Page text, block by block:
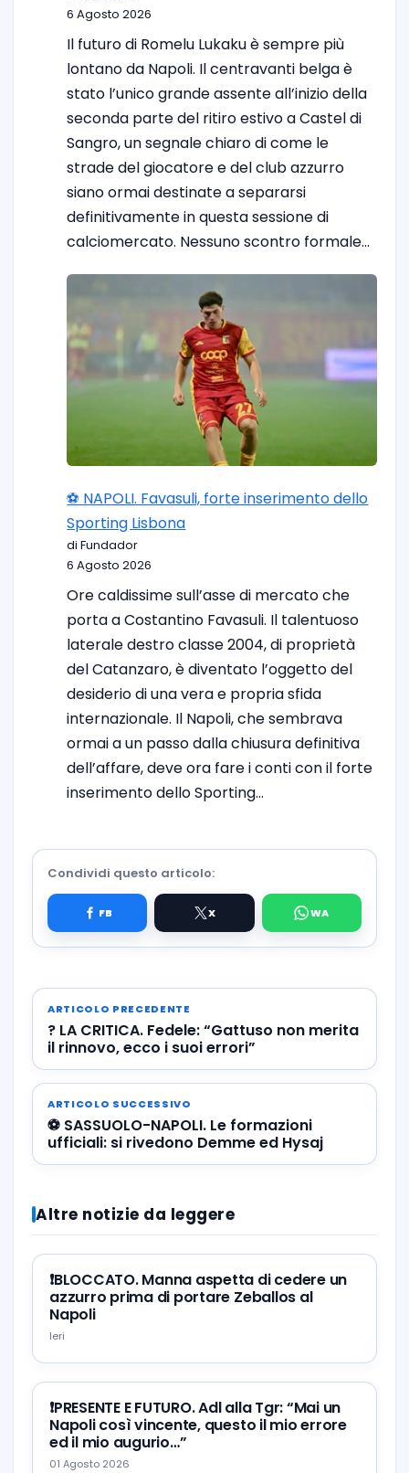
6 Agosto 2026
Il futuro di Romelu Lukaku è sempre più
lontano da Napoli. Il centravanti belga è
stato l’unico grande assente all’inizio della
seconda parte del ritiro estivo a Castel di
Sangro, un segnale chiaro di come le
strade del giocatore e del club azzurro
siano ormai destinate a separarsi
definitivamente in questa sessione di
calciomercato. Nessuno scontro formale…
⚽️ NAPOLI. Favasuli, forte inserimento dello
Sporting Lisbona
di Fundador
6 Agosto 2026
Ore caldissime sull’asse di mercato che
porta a Costantino Favasuli. Il talentuoso
laterale destro classe 2004, di proprietà
del Catanzaro, è diventato l’oggetto del
desiderio di una vera e propria sfida
internazionale. Il Napoli, che sembrava
ormai a un passo dalla chiusura definitiva
dell’affare, deve ora fare i conti con il forte
inserimento dello Sporting…
Condividi questo articolo:
ARTICOLO PRECEDENTE
? LA CRITICA. Fedele: “Gattuso non merita
il rinnovo, ecco i suoi errori”
ARTICOLO SUCCESSIVO
⚽ SASSUOLO-NAPOLI. Le formazioni
ufficiali: si rivedono Demme ed Hysaj
Altre notizie da leggere
❗️BLOCCATO. Manna aspetta di cedere un
azzurro prima di portare Zeballos al
Napoli
Ieri
❗️PRESENTE E FUTURO. Adl alla Tgr: “Mai un
Napoli così vincente, questo il mio errore
ed il mio augurio…”
01 Agosto 2026